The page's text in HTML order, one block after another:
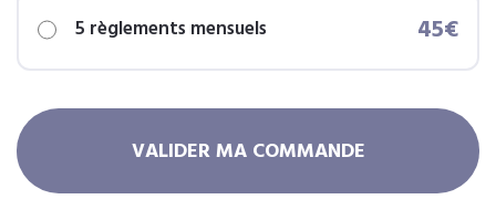
5 règlements mensuels 45€
VALIDER MA COMMANDE